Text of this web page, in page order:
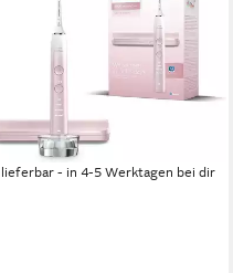
Elektrische Zahnbürste
HX9911/79 Sonicare
DiamondClean 9000 Special
Schalltechnologie
229,99 €
lieferbar - in 4-5 Werktagen bei dir